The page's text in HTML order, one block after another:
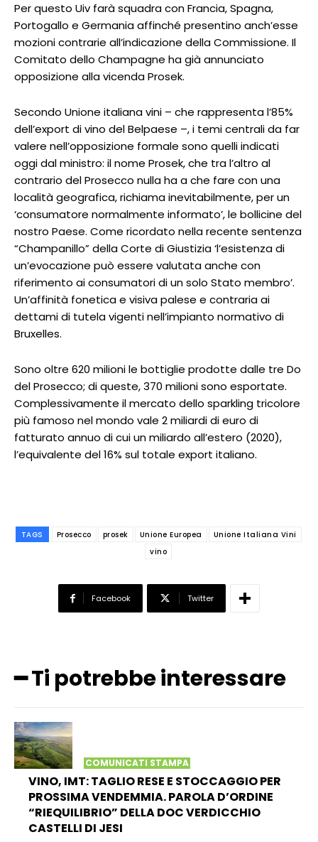
Per questo Uiv farà squadra con Francia, Spagna,
Portogallo e Germania affinché presentino anch’esse
mozioni contrarie all’indicazione della Commissione. Il
Comitato dello Champagne ha già annunciato
opposizione alla vicenda Prosek.
Secondo Unione italiana vini – che rappresenta l’85%
dell’export di vino del Belpaese –, i temi centrali da far
valere nell’opposizione formale sono quelli indicati
oggi dal ministro: il nome Prosek, che tra l’altro al
contrario del Prosecco nulla ha a che fare con una
località geografica, richiama inevitabilmente, per un
‘consumatore normalmente informato’, le bollicine del
nostro Paese. Come ricordato nella recente sentenza
“Champanillo” della Corte di Giustizia ‘l’esistenza di
un’evocazione può essere valutata anche con
riferimento ai consumatori di un solo Stato membro’.
Un’affinità fonetica e visiva palese e contraria ai
dettami di tutela vigenti nell’impianto normativo di
Bruxelles.
Sono oltre 620 milioni le bottiglie prodotte dalle tre Do
del Prosecco; di queste, 370 milioni sono esportate.
Complessivamente il mercato dello sparkling tricolore
più famoso nel mondo vale 2 miliardi di euro di
fatturato annuo di cui un miliardo all’estero (2020),
l’equivalente del 16% sul totale export italiano.
TAGS Prosecco prosek Unione Europea
Unione Italiana Vini
vino
Facebook Twitter
━ Ti potrebbe interessare
COMUNICATI STAMPA
VINO, IMT: TAGLIO RESE E STOCCAGGIO PER
PROSSIMA VENDEMMIA. PAROLA D’ORDINE
“RIEQUILIBRIO” DELLA DOC VERDICCHIO
CASTELLI DI JESI